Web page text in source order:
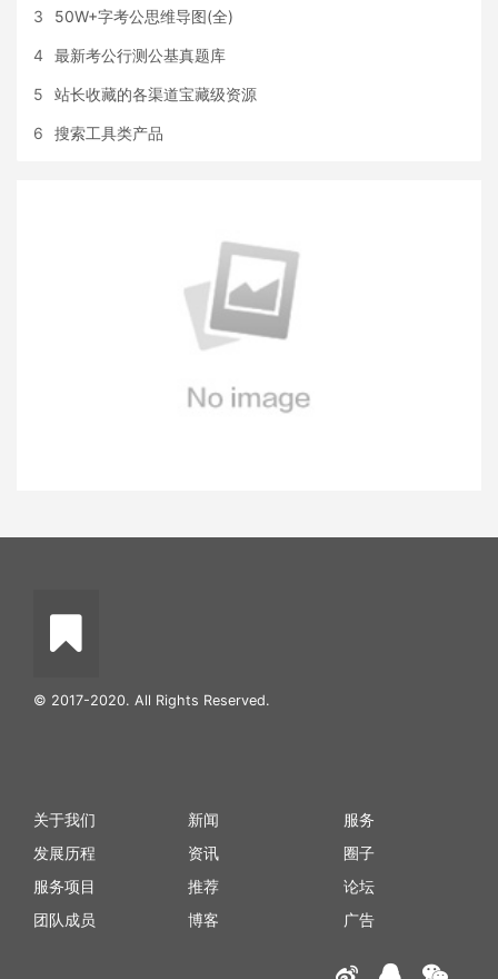
3 50W+字考公思维导图(全)
4 最新考公行测公基真题库
5 站长收藏的各渠道宝藏级资源
6 搜索工具类产品
© 2017-2020. All Rights Reserved.
关于我们
发展历程
服务项目
团队成员
新闻
资讯
推荐
博客
服务
圈子
论坛
广告